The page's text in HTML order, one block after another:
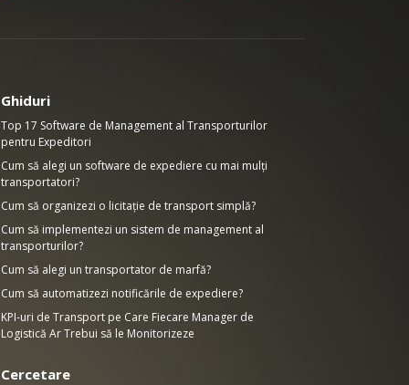
Ghiduri
Top 17 Software de Management al Transporturilor
pentru Expeditori
Cum să alegi un software de expediere cu mai mulți
transportatori?
Cum să organizezi o licitație de transport simplă?
Cum să implementezi un sistem de management al
transporturilor?
Cum să alegi un transportator de marfă?
Cum să automatizezi notificările de expediere?
KPI-uri de Transport pe Care Fiecare Manager de
Logistică Ar Trebui să le Monitorizeze
Cercetare